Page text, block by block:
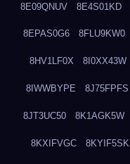
8E09QNUV 8E4S01KD
8EPAS0G6 8FLU9KW0
8HV1LF0X 8I0XX43W
8IWWBYPE 8J75FPFS
8JT3UC50 8K1AGK5W
8KXIFVGC 8KYIF5SK